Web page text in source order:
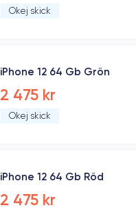
Okej skick
iPhone 12 64 Gb Grön
2 475 kr
Okej skick
iPhone 12 64 Gb Röd
2 475 kr